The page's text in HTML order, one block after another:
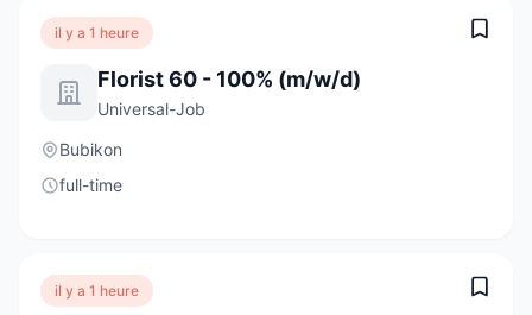
il y a 1 heure
Florist 60 - 100% (m/w/d)
Universal-Job
Bubikon
full-time
il y a 1 heure